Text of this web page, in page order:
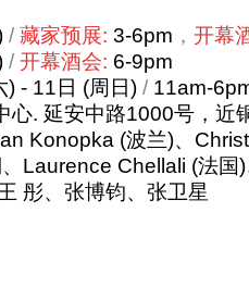
/ 藏家预展: 3-6pm ， 开幕
/ 开幕酒会: 6-9pm
) - 11日 (周日) / 11am-
心. 延安中路1000号，近
Konopka (波兰)、
Laurence Chellali (法国
彤、张博钧、张卫星